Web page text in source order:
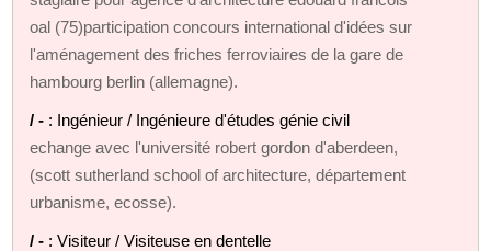
oal (75)participation concours international d'idées sur
l'aménagement des friches ferroviaires de la gare de
hambourg berlin (allemagne).
/ - : Ingénieur / Ingénieure d'études génie civil
echange avec l'université robert gordon d'aberdeen,
(scott sutherland school of architecture, département
urbanisme, ecosse).
/ - : Visiteur / Visiteuse en dentelle